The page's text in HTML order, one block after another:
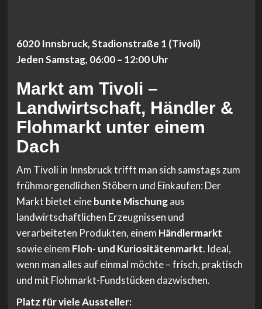
6020 Innsbruck, Stadionstraße 1 (Tivoli)
Jeden Samstag, 06:00 – 12:00 Uhr
Markt am Tivoli –
Landwirtschaft, Händler &
Flohmarkt unter einem
Dach
Am Tivoli in Innsbruck trifft man sich samstags zum
frühmorgendlichen Stöbern und Einkaufen: Der
Markt bietet einebunte Mischungaus
landwirtschaftlichen Erzeugnissen und
verarbeiteten Produkten, einem Händlermarkt
sowie einem Floh- und Kuriositätenmarkt. Ideal,
wenn man alles auf einmal möchte – frisch, praktisch
und mit Flohmarkt-Fundstücken dazwischen.
Platz für viele Aussteller: